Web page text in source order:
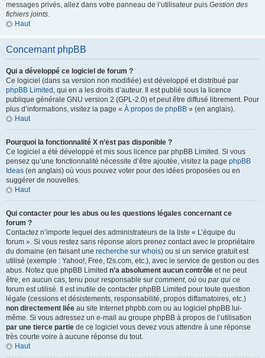
messages privés, allez dans votre panneau de l’utilisateur puis Gestion des
fichiers joints.
Haut
Concernant phpBB
Qui a développé ce logiciel de forum ?
Ce logiciel (dans sa version non modifiée) est développé et distribué par
phpBB Limited , qui en a les droits d’auteur. Il est publié sous la licence
publique générale GNU version 2 (GPL-2.0) et peut être diffusé librement. Pour
plus d’informations, visitez la page « À propos de phpBB » (en anglais).
Haut
Pourquoi la fonctionnalité X n’est pas disponible ?
Ce logiciel a été développé et mis sous licence par phpBB Limited. Si vous
pensez qu’une fonctionnalité nécessite d’être ajoutée, visitez la page phpBB
Ideas (en anglais) où vous pouvez voter pour des idées proposées ou en
suggérer de nouvelles.
Haut
Qui contacter pour les abus ou les questions légales concernant ce
forum ?
Contactez n’importe lequel des administrateurs de la liste « L’équipe du
forum ». Si vous restez sans réponse alors prenez contact avec le propriétaire
du domaine (en faisant une recherche sur whois) ou si un service gratuit est
utilisé (exemple : Yahoo!, Free, f2s.com, etc.), avec le service de gestion ou des
abus. Notez que phpBB Limited n’a absolument aucun contrôle et ne peut
être, en aucun cas, tenu pour responsable sur comment, où ou par qui ce
forum est utilisé. Il est inutile de contacter phpBB Limited pour toute question
légale (cessions et désistements, responsabilité, propos diffamatoires, etc.)
non directement liée au site Internet phpbb.com ou au logiciel phpBB lui-
même. Si vous adressez un e-mail au groupe phpBB à propos de l’utilisation
par une tierce partie de ce logiciel vous devez vous attendre à une réponse
très courte voire à aucune réponse du tout.
Haut